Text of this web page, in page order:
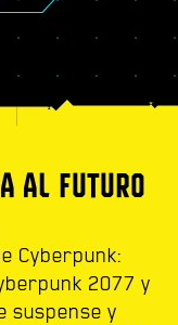
AL FUTURO
Cyberpunk:
2077 y
suspense y